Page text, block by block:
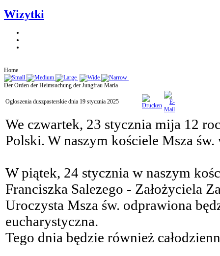
Wizytki
Home
Der Orden der Heimsuchung der Jungfrau Maria
Ogłoszenia duszpasterskie dnia 19 stycznia 2025
We czwartek, 23 stycznia mija 12
Polski. W naszym kościele Msza
W piątek, 24 stycznia w naszym
Franciszka Salezego - Założyciela
Uroczysta Msza św. odprawiona
eucharystyczna.
Tego dnia będzie również